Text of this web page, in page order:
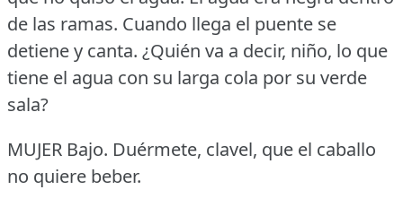
de las ramas. Cuando llega el puente se
detiene y canta. ¿Quién va a decir, niño, lo que
tiene el agua con su larga cola por su verde
sala?
MUJER Bajo. Duérmete, clavel, que el caballo
no quiere beber.